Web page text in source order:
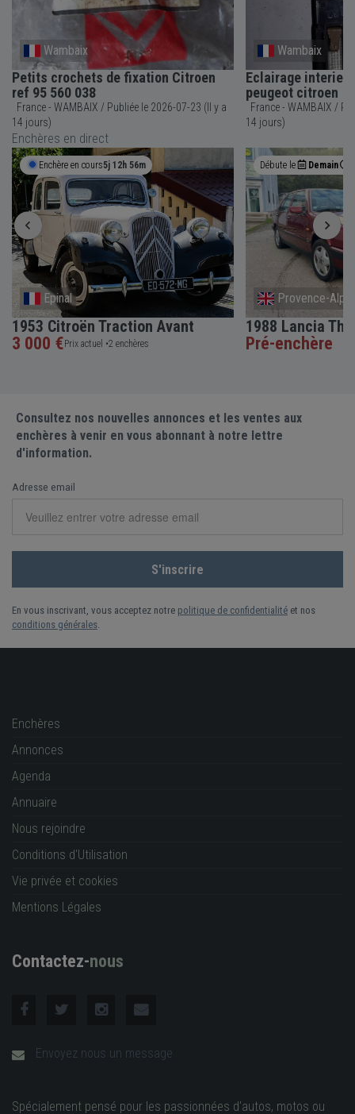
Wambaix
Petits crochets de fixation Citroen
ref 95 560 038
France - WAMBAIX / Publiée le 2026-07-23 (Il y a
14 jours)
Wambaix
Eclairage
peugeot citroen
France - WAMBAIX / Publiée le 2026-07-23 (Il y a
14 jours)
Enchères en direct
Enchère en cours5j 12h 56m
Epinal
1953 Citroën Traction Avant
3 000 €Prix actuel •2 enchères
Débute le Demain
Provence-
1988 Lancia
Pré-enchère
Consultez nos nouvelles annonces et les ventes aux
enchères à venir en vous abonnant à notre lettre
d'information.
Adresse email
En vous inscrivant, vous acceptez notre politique de confidentialité et nos
conditions générales
Enchères
Annonces
Agenda
Annuaire
Nous rejoindre
Conditions d'Utilisation
Vie privée et cookies
Mentions Légales
Contactez-nous
Envoyez nous un message
Spécialement pensé pour les passionnées d'autos, motos ou